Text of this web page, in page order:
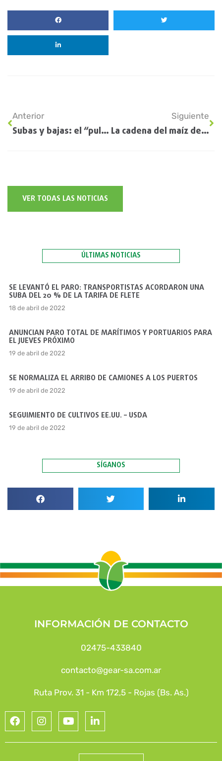
Anterior
Subas y bajas: el “pulso del agro” late bien en general, pero con algunas irregularidades
Siguiente
La cadena del maíz debate el presente y el futuro del cereal en Rosario
VER TODAS LAS NOTICIAS
ÚLTIMAS NOTICIAS
SE LEVANTÓ EL PARO: TRANSPORTISTAS ACORDARON UNA
SUBA DEL 20 % DE LA TARIFA DE FLETE
18 de abril de 2022
ANUNCIAN PARO TOTAL DE MARÍTIMOS Y PORTUARIOS PARA
EL JUEVES PRÓXIMO
19 de abril de 2022
SE NORMALIZA EL ARRIBO DE CAMIONES A LOS PUERTOS
19 de abril de 2022
SEGUIMIENTO DE CULTIVOS EE.UU. – USDA
19 de abril de 2022
SÍGANOS
INFORMACIÓN DE CONTACTO
02475-433840
contacto@gear-sa.com.ar
Ruta Prov. 31 - Km 172,5 - Rojas (Bs. As.)